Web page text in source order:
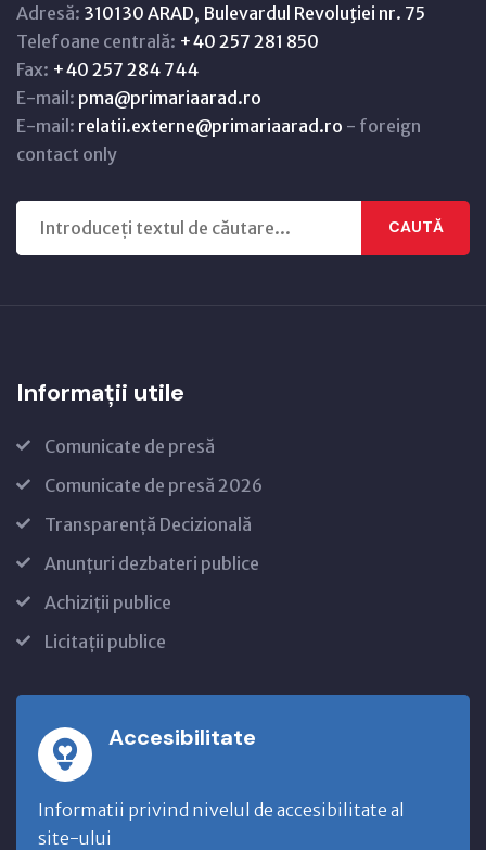
Adresă: 310130 ARAD, Bulevardul Revoluţiei nr. 75
Telefoane centrală: +40 257 281 850
Fax: +40 257 284 744
E-mail: pma@primariaarad.ro
E-mail: relatii.externe@primariaarad.ro - foreign
contact only
CAUTĂ
Informații utile
Comunicate de presă
Comunicate de presă 2026
Transparență Decizională
Anunțuri dezbateri publice
Achiziții publice
Licitații publice
Accesibilitate
Informatii privind nivelul de accesibilitate al
site-ului